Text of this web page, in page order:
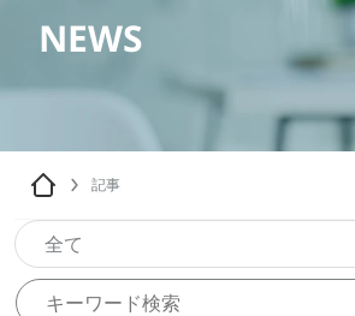
NEWS
記事
全て